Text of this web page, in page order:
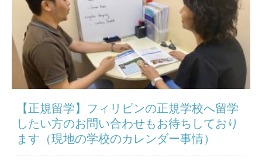
【正規留学】フィリピンの正規学校へ留学
したい方のお問い合わせもお待ちしており
ます（現地の学校のカレンダー事情）